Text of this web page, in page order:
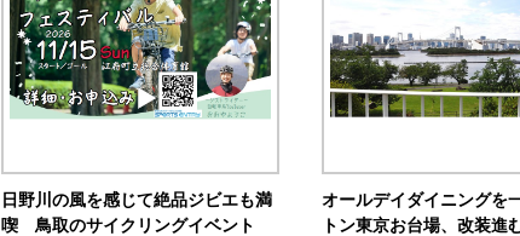
日野川の風を感じて絶品ジビエも満
喫 鳥取のサイクリングイベント
オールデイダイニング
トン東京お台場、改装進